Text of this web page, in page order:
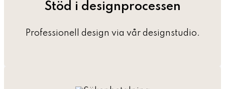
Stöd i designprocessen
Professionell design via vår designstudio.